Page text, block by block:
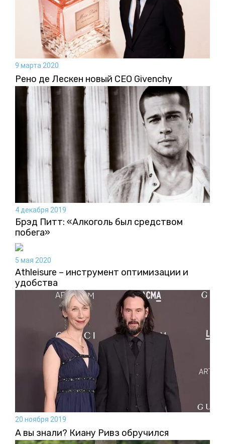
9 марта 2020
Рено де Лескен новый CEO Givenchy
4 декабря 2019
Брэд Питт: «Алкоголь был средством
побега»
5 мая 2020
Athleisure – инструмент оптимизации и
удобства
20 ноября 2019
А вы знали? Киану Ривз обручился